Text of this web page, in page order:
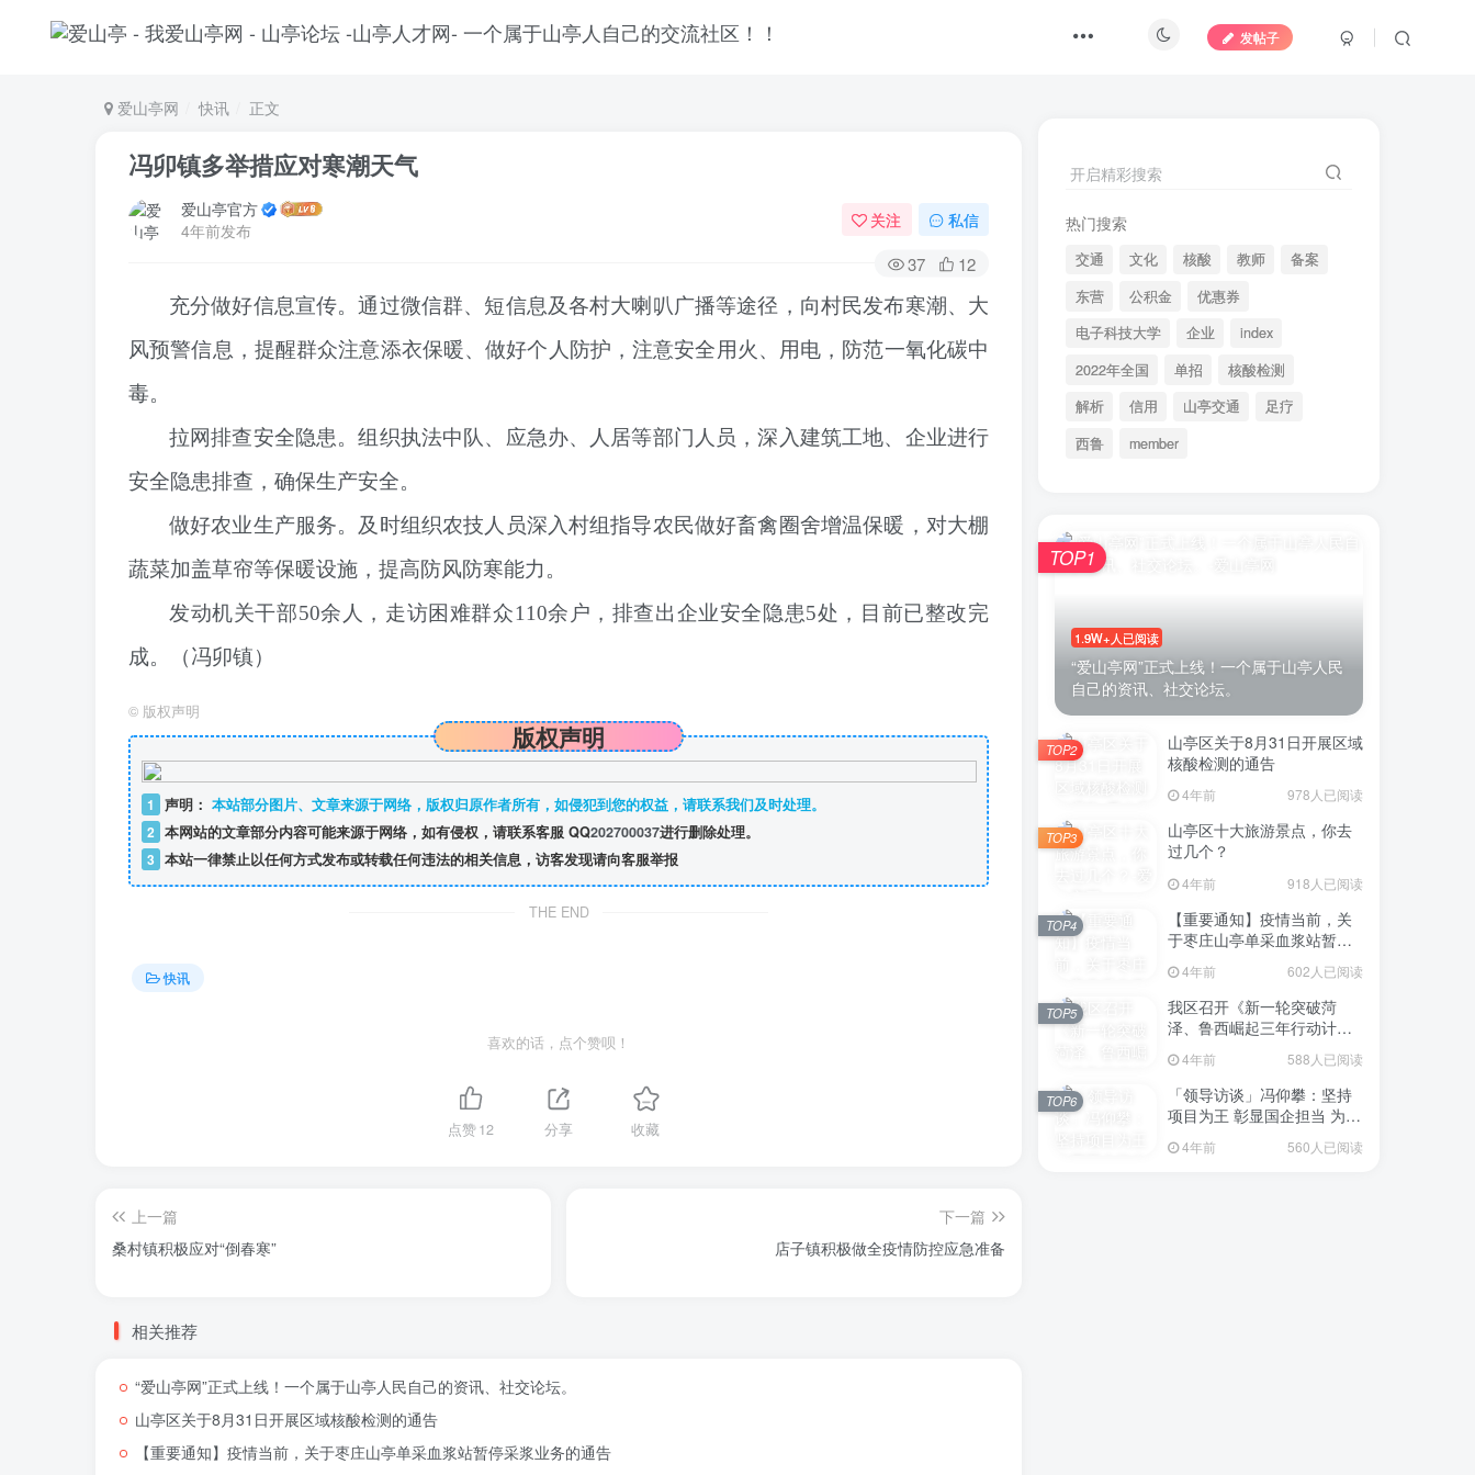
发帖子
爱山亭网 快讯 正文
冯卯镇多举措应对寒潮天气
爱山亭官方
4年前发布
关注 私信
37
12
充分做好信息宣传。通过微信群、短信息及各村大喇叭广播等途径，向村民发布寒潮、大
风预警信息，提醒群众注意添衣保暖、做好个人防护，注意安全用火、用电，防范一氧化碳中
毒。
拉网排查安全隐患。组织执法中队、应急办、人居等部门人员，深入建筑工地、企业进行
安全隐患排查，确保生产安全。
做好农业生产服务。及时组织农技人员深入村组指导农民做好畜禽圈舍增温保暖，对大棚
蔬菜加盖草帘等保暖设施，提高防风防寒能力。
发动机关干部50余人，走访困难群众110余户，排查出企业安全隐患5处，目前已整改完
成。（冯卯镇）
© 版权声明
版权声明
1 声明： 本站部分图片、文章来源于网络，版权归原作者所有，如侵犯到您的权益，请联系我们及时处理。
2 本网站的文章部分内容可能来源于网络，如有侵权，请联系客服 QQ202700037进行删除处理。
3 本站一律禁止以任何方式发布或转载任何违法的相关信息，访客发现请向客服举报
THE END
快讯
喜欢的话，点个赞呗！
点赞12 分享 收藏
上一篇
桑村镇积极应对“倒春寒”
下一篇
店子镇积极做全疫情防控应急准备
相关推荐
“爱山亭网”正式上线！一个属于山亭人民自己的资讯、社交论坛。
山亭区关于8月31日开展区域核酸检测的通告
【重要通知】疫情当前，关于枣庄山亭单采血浆站暂停采浆业务的通告
开启精彩搜索
热门搜索
交通 文化 核酸 教师
备案
东营
公积金
优惠券
电子科技大学
企业
index
2022年全国
单招
核酸检测
解析
信用 山亭交通
足疗
西鲁
member
1.9W+人已阅读
“爱山亭网”正式上线！一个属于山亭人民
自己的资讯、社交论坛。
TOP1
山亭区关于8月31日开展区域
核酸检测的通告
4年前 978人已阅读
TOP2
山亭区十大旅游景点，你去
过几个？
4年前 918人已阅读
TOP3
【重要通知】疫情当前，关
于枣庄山亭单采血浆站暂停
4年前 602人已阅读
TOP4
我区召开《新一轮突破菏
泽、鲁西崛起三年行动计划
意见稿）政策分析研判会议
4年前 588人已阅读
TOP5
「领导访谈」冯仰攀：坚持
项目为王 彰显国企担当 为全
点项目建设贡献“交发力量”
4年前 560人已阅读
TOP6